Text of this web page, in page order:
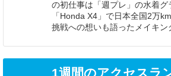
の初仕事は「週プレ」の水着
「Honda X4」で日本全国2万
挑戦への想いも語ったメイキン
1週間のアクセスラ